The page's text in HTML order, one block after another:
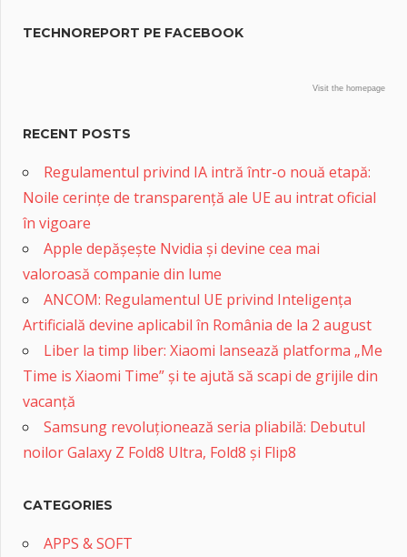
TECHNOREPORT PE FACEBOOK
Visit the homepage
RECENT POSTS
Regulamentul privind IA intră într-o nouă etapă:
Noile cerințe de transparență ale UE au intrat oficial
în vigoare
Apple depășește Nvidia și devine cea mai
valoroasă companie din lume
ANCOM: Regulamentul UE privind Inteligența
Artificială devine aplicabil în România de la 2 august
Liber la timp liber: Xiaomi lansează platforma „Me
Time is Xiaomi Time” și te ajută să scapi de grijile din
vacanță
Samsung revoluționează seria pliabilă: Debutul
noilor Galaxy Z Fold8 Ultra, Fold8 și Flip8
CATEGORIES
APPS & SOFT